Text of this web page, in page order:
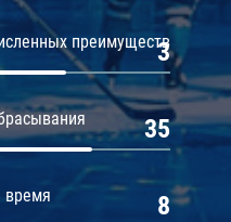
преимуществ
3
35
8